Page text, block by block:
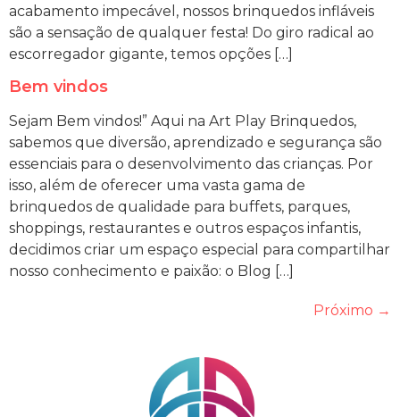
acabamento impecável, nossos brinquedos infláveis
são a sensação de qualquer festa! Do giro radical ao
escorregador gigante, temos opções […]
Bem vindos
Sejam Bem vindos!” Aqui na Art Play Brinquedos,
sabemos que diversão, aprendizado e segurança são
essenciais para o desenvolvimento das crianças. Por
isso, além de oferecer uma vasta gama de
brinquedos de qualidade para buffets, parques,
shoppings, restaurantes e outros espaços infantis,
decidimos criar um espaço especial para compartilhar
nosso conhecimento e paixão: o Blog […]
Próximo →